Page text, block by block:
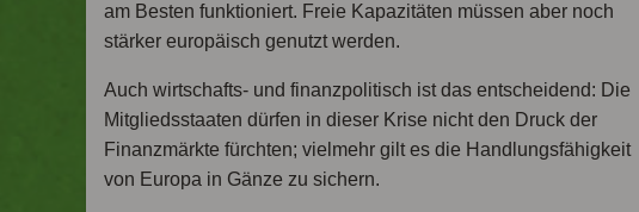
am Besten funktioniert. Freie Kapazitäten müssen aber noch
stärker europäisch genutzt werden.
Auch wirtschafts- und finanzpolitisch ist das entscheidend: Die
Mitgliedsstaaten dürfen in dieser Krise nicht den Druck der
Finanzmärkte fürchten; vielmehr gilt es die Handlungsfähigkeit
von Europa in Gänze zu sichern.